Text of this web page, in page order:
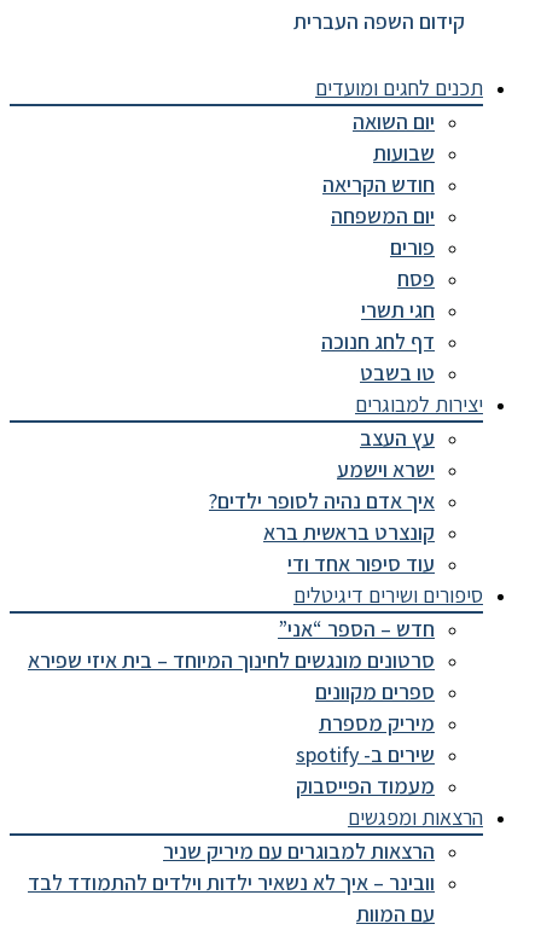
קידום השפה העברית
לחגים ומועדים
יום השואה
שבועות
חודש הקריאה
יום המשפחה
חגי תשרי
דף לחג חנוכה
טו בשבט
למבוגרים
עץ העצב
ישרא וישמע
איך אדם נהיה לסופר ילדים?
קונצרט בראשית ברא
עוד סיפור אחד ודי
ושירים דיגיטלים
חדש – הספר “אני”
סרטונים מונגשים לחינוך המיוחד – בית איזי שפירא
ספרים מקוונים
מיריק מספרת
שירים ב- spotify
מעמוד הפייסבוק
ומפגשים
הרצאות למבוגרים עם מיריק שניר
וובינר – איך לא נשאיר ילדות וילדים להתמודד לבד
עם המוות